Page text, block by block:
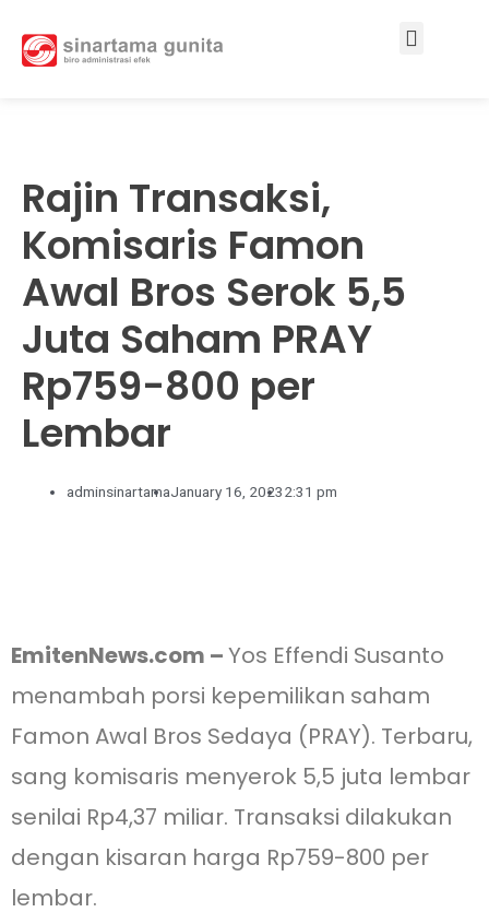
Rajin Transaksi,
Komisaris Famon
Awal Bros Serok 5,5
Juta Saham PRAY
Rp759-800 per
Lembar
adminsinartamaJanuary 16, 20232:31 pm
EmitenNews.com –Yos Effendi Susanto
menambah porsi kepemilikan saham
Famon Awal Bros Sedaya (PRAY). Terbaru,
sang komisaris menyerok 5,5 juta lembar
senilai Rp4,37 miliar. Transaksi dilakukan
dengan kisaran harga Rp759-800 per
lembar.